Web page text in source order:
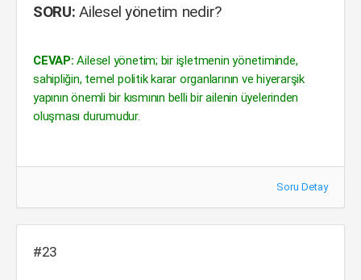
SORU: Ailesel yönetim nedir?
CEVAP: Ailesel yönetim; bir işletmenin yönetiminde,
sahipliğin, temel politik karar organlarının ve hiyerarşik
yapının önemli bir kısmının belli bir ailenin üyelerinden
oluşması durumudur.
Soru Detay
#23